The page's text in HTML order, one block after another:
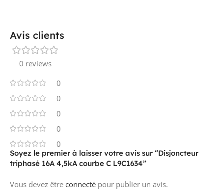
Avis clients
0 reviews
0
0
0
0
0
Soyez le premier à laisser votre avis sur “Disjoncteur
triphasé 16A 4,5kA courbe C L9C1634”
Vous devez être connecté pour publier un avis.